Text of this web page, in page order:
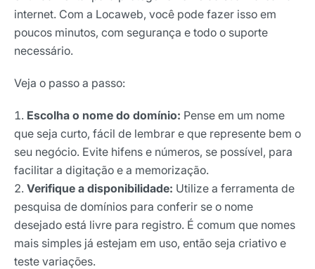
internet. Com a Locaweb, você pode fazer isso em
poucos minutos, com segurança e todo o suporte
necessário.
Veja o passo a passo:
Escolha o nome do domínio: Pense em um nome
que seja curto, fácil de lembrar e que represente bem o
seu negócio. Evite hifens e números, se possível, para
facilitar a digitação e a memorização.
Verifique a disponibilidade: Utilize a ferramenta de
pesquisa de domínios para conferir se o nome
desejado está livre para registro. É comum que nomes
mais simples já estejam em uso, então seja criativo e
teste variações.
Receba os melhores insights da Locaweb
Tendências e materiais exclusivos do mercado
digital que valem a leitura.